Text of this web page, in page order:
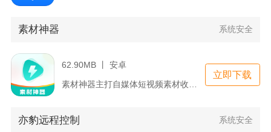
素材神器 系统安全
62.90MB 丨 安卓
素材神器主打自媒体短视频素材收集与配套创作工具，面向抖音、小...
立即下载
亦豹远程控制 系统安全